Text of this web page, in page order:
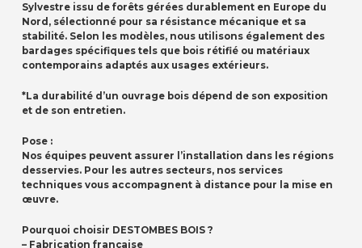
Sylvestre issu de forêts gérées durablement en Europe du
Nord, sélectionné pour sa résistance mécanique et sa
stabilité. Selon les modèles, nous utilisons également des
bardages spécifiques tels que bois rétifié ou matériaux
contemporains adaptés aux usages extérieurs.
*La durabilité d’un ouvrage bois dépend de son exposition
et de son entretien.
Pose :
Nos équipes peuvent assurer l’installation dans les régions
desservies. Pour les autres secteurs, nos services
techniques vous accompagnent à distance pour la mise en
œuvre.
Pourquoi choisir DESTOMBES BOIS ?
– Fabrication française